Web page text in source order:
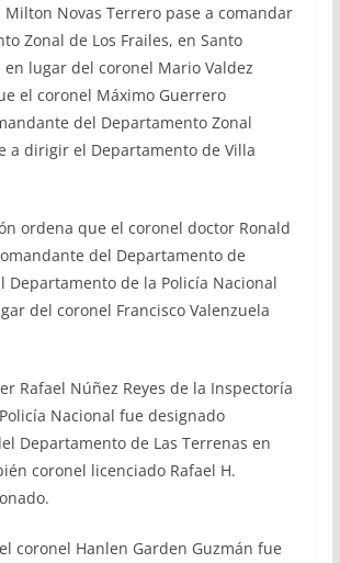
Novas Terrero pase a comandar
Zonal de Los Frailes, en Santo
en lugar del coronel Mario Valdez
el coronel Máximo Guerrero
del Departamento Zonal
a dirigir el Departamento de Villa
ordena que el coronel doctor Ronald
del Departamento de
Departamento de la Policía Nacional
del coronel Francisco Valenzuela
Rafael Núñez Reyes de la Inspectoría
Nacional fue designado
Departamento de Las Terrenas en
coronel licenciado Rafael H.
coronel Hanlen Garden Guzmán fue